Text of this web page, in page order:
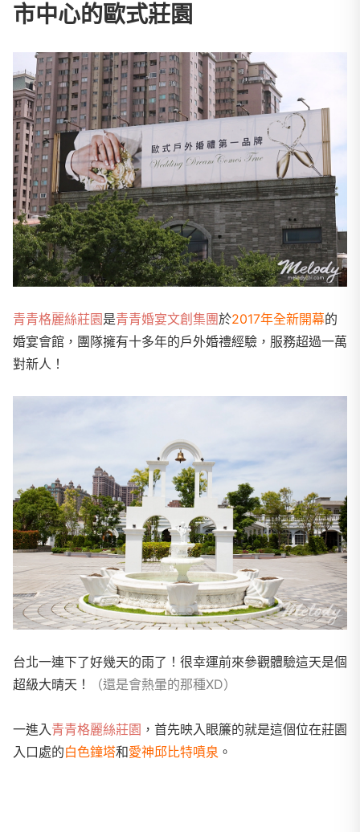
市中心的歐式莊園
青青格麗絲莊園是青青婚宴文創集團於2017年全新開幕的
婚宴會館，團隊擁有十多年的戶外婚禮經驗，服務超過一萬
對新人！
台北一連下了好幾天的雨了！很幸運前來參觀體驗這天是個
超級大晴天！
（還是會熱暈的那種XD）
一進入 青青格麗絲莊園 ，首先映入眼簾的就是這個位在莊園
入口處的白色鐘塔和愛神邱比特噴泉 。